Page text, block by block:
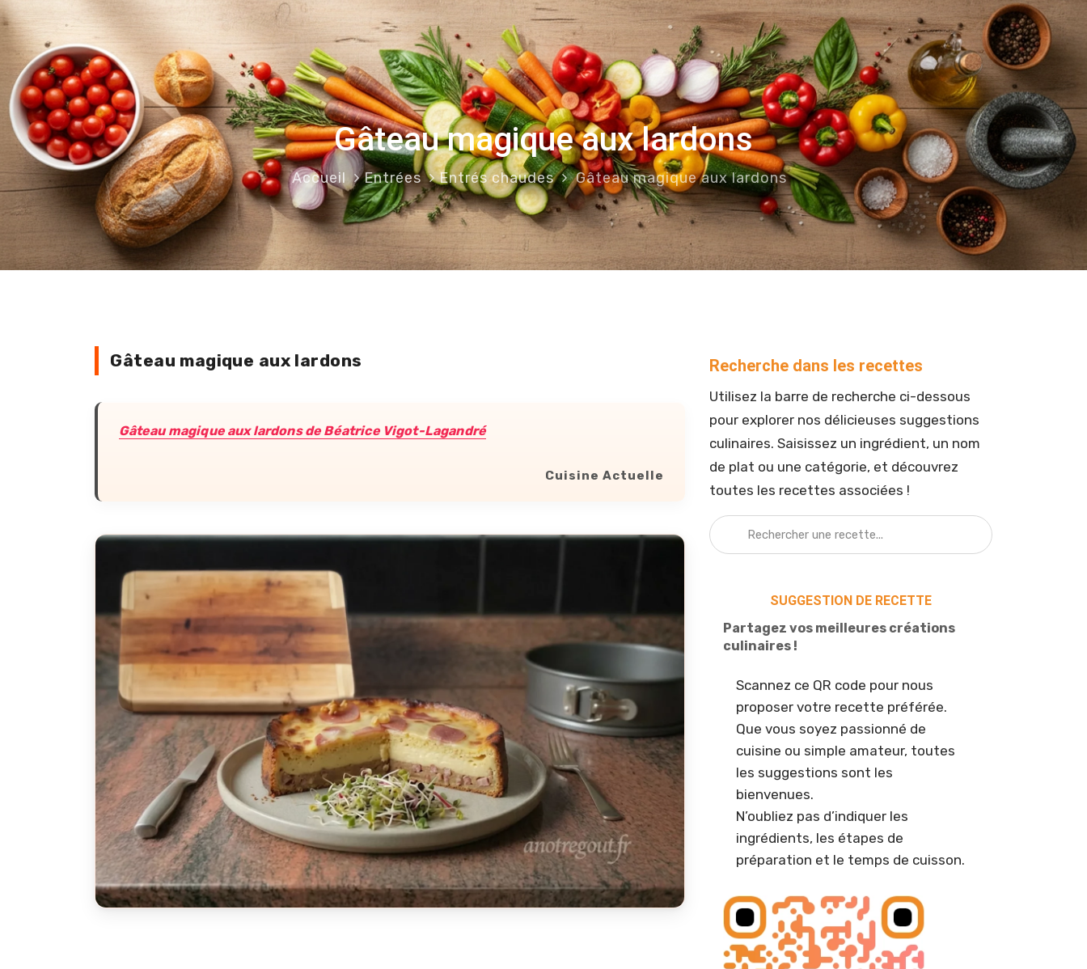
Gâteau magique aux lardons
Accueil Entrées Entrés chaudes Gâteau magique aux lardons
Gâteau magique aux lardons
Gâteau magique aux lardons
Gâteau magique aux lardons de Béatrice Vigot-Lagandré
Cuisine Actuelle
Recherche dans les recettes
Utilisez la barre de recherche ci-dessous
pour explorer nos délicieuses suggestions
culinaires. Saisissez un ingrédient, un nom
de plat ou une catégorie, et découvrez
toutes les recettes associées !
SUGGESTION DE RECETTE
Partagez vos meilleures créations
culinaires !
Scannez ce QR code pour nous
proposer votre recette préférée.
Que vous soyez passionné de
cuisine ou simple amateur, toutes
les suggestions sont les
bienvenues.
N’oubliez pas d’indiquer les
ingrédients, les étapes de
préparation et le temps de cuisson.